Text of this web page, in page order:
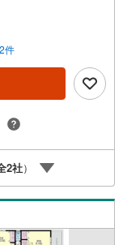
話し合う「心」の
だからこそ、それ
提案をすることが
日見学が可能！
ック（2）本日～4日
欄」に希望日時をご
買仲介実績です】※
束します。お家探し
気軽に東宝ハウス
一同お客様のお問合
件
2社）